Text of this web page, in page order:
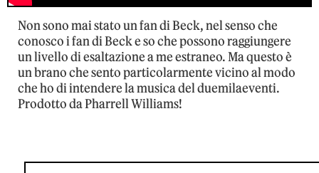
Non sono mai stato un fan di Beck, nel senso che
conosco i fan di Beck e so che possono raggiungere
un livello di esaltazione a me estraneo. Ma questo è
un brano che sento particolarmente vicino al modo
che ho di intendere la musica del duemilaeventi.
Prodotto da Pharrell Williams!